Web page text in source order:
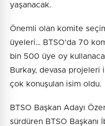
yaşanacak.
Önemli olan komite
üyeleri… BTSO’da 70
bin 500 üye oy
Burkay, devasa projeleri
çok konuşulan isim oldu.
BTSO Başkan Adayı
sürdüren BTSO Başkanı